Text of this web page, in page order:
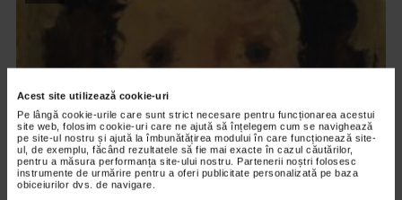
Acest site utilizează cookie-uri
Pe lângă cookie-urile care sunt strict necesare pentru funcționarea acestui
site web, folosim cookie-uri care ne ajută să înțelegem cum se navighează
pe site-ul nostru și ajută la îmbunătățirea modului în care funcționează site-
ul, de exemplu, făcând rezultatele să fie mai exacte în cazul căutărilor,
pentru a măsura performanța site-ului nostru. Partenerii noștri folosesc
instrumente de urmărire pentru a oferi publicitate personalizată pe baza
obiceiurilor dvs. de navigare.